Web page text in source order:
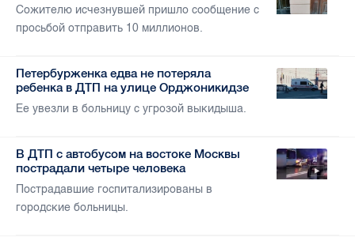
Сожителю исчезнувшей пришло сообщение с
просьбой отправить 10 миллионов.
Петербурженка едва не потеряла
ребенка в ДТП на улице Орджоникидзе
Ее увезли в больницу с угрозой выкидыша.
В ДТП с автобусом на востоке Москвы
пострадали четыре человека
Пострадавшие госпитализированы в
городские больницы.